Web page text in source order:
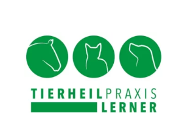
springen